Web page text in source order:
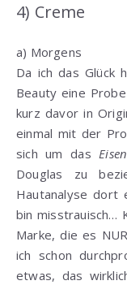
4) Creme
a) Morgens
Da ich das Glück
Beauty eine
kurz davor in
einmal mit der
sich um das
Douglas zu
Hautanalyse dort
bin misstrauisch…
Marke, die es
ich schon
etwas, das